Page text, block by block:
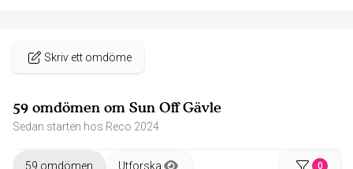
Skriv ett omdöme
59 omdömen om Sun Off Gävle
Sedan starten hos Reco 2024
59 omdömen Utforska 0